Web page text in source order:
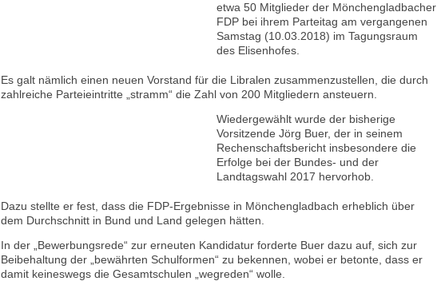
etwa 50 Mitglieder der Mönchengladbacher
FDP bei ihrem Parteitag am vergangenen
Samstag (10.03.2018) im Tagungsraum
des Elisenhofes.
Es galt nämlich einen neuen Vorstand für die Libralen zusammenzustellen, die durch
zahlreiche Parteieintritte „stramm“ die Zahl von 200 Mitgliedern ansteuern.
Wiedergewählt wurde der bisherige
Vorsitzende Jörg Buer, der in seinem
Rechenschaftsbericht insbesondere die
Erfolge bei der Bundes- und der
Landtagswahl 2017 hervorhob.
Dazu stellte er fest, dass die FDP-Ergebnisse in Mönchengladbach erheblich über
dem Durchschnitt in Bund und Land gelegen hätten.
In der „Bewerbungsrede“ zur erneuten Kandidatur forderte Buer dazu auf, sich zur
Beibehaltung der „bewährten Schulformen“ zu bekennen, wobei er betonte, dass er
damit keineswegs die Gesamtschulen „wegreden“ wolle.